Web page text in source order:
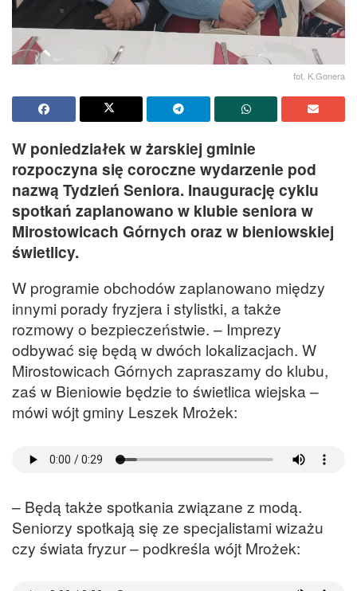
fot. K.Gonera
W poniedziałek w żarskiej gminie
rozpoczyna się coroczne wydarzenie pod
nazwą Tydzień Seniora. Inaugurację cyklu
spotkań zaplanowano w klubie seniora w
Mirostowicach Górnych oraz w bieniowskiej
świetlicy.
W programie obchodów zaplanowano między
innymi porady fryzjera i stylistki, a także
rozmowy o bezpieczeństwie. – Imprezy
odbywać się będą w dwóch lokalizacjach. W
Mirostowicach Górnych zapraszamy do klubu,
zaś w Bieniowie będzie to świetlica wiejska –
mówi wójt gminy Leszek Mrożek:
– Będą także spotkania związane z modą.
Seniorzy spotkają się ze specjalistami wizażu
czy świata fryzur – podkreśla wójt Mrożek: